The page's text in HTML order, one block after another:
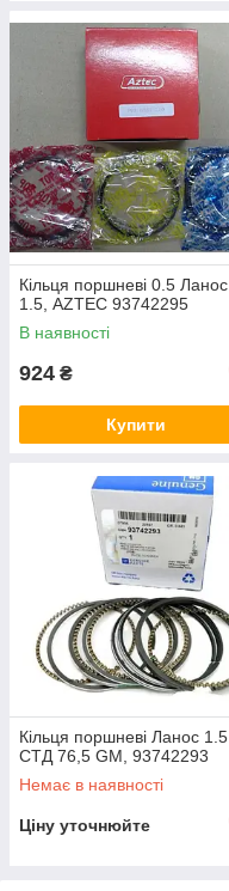
Кільця поршневі 0.5 Ланос
1.5, AZTEC 93742295
В наявності
924 ₴
Купити
Кільця поршневі Ланос 1.5
СТД 76,5 GM, 93742293
Немає в наявності
Ціну уточнюйте